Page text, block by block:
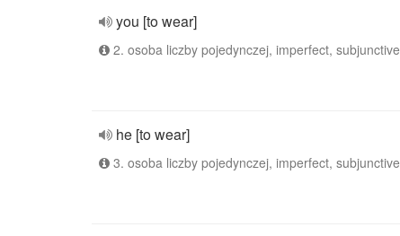
you [to wear]
2. osoba liczby pojedynczej, imperfect, subjunctive
he [to wear]
3. osoba liczby pojedynczej, imperfect, subjunctive